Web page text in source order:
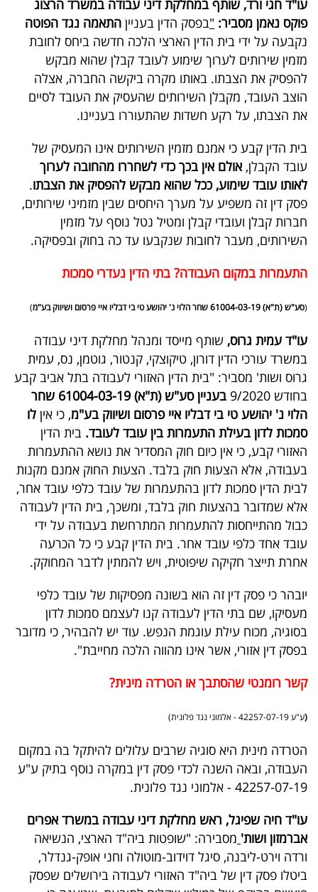
עו"ד חגי ורד, שותף במחלקת דיני עבודה במשרד הרצוג
פוקס נאמן מסביר: "בפסק הדין בעניין התאמה נגד הפוטה
נקבעה על ידי בית הדין הארצי הלכה חדשה ביחס לחובת
מזמין שירותים לערוך שימוע לעובד קבלן שהוא מבקש
להפסיק את הצבתו. באותו מקרה ביקשה החברה, אצלה
הוצב העובד, מקבלן השירותים שהעסיק את העובד לסיים
את הצבתו, על רקע חשדות שהתעוררו בעניינו.
בית הדין קבע כי אמנם מזמין השירותים אינו המעסיק של
עובד הקבלן,אולם אין בכך כדי לשחררו מהחובה לערוך
לאותו עובד שימוע, ככל שהוא מבקש להפסיק את הצבתו.
פסק דין זה משפיע על מערך היחסים שבין מזמיני שירותים,
חברות קבלן ועובדי קבלן ומטיל נטל נוסף על מזמין
השירותים, מעבר לחובות שנקבעו עד כה בחוק ובפסיקה.
התעמרות במקום העבודה? בתי הדין נעדרי סמכות
(סע"ש (ת"א) 61004-03-19 שחר הלוי נ' יהושע טי בי דבליו איי פרסום ושיווק בע"מ )
עו"ד עמית גרוס, שותף מייסד ומנהל מחלקת דיני עבודה
במשרד עורכי הדין דורון, טיקוצקי, קנטור, גוטמן, נס, עמית
גרוס ושות' מסביר: "בית הדין האזורי לעבודה בתל אביב קבע
בחודש 9/2020
בעניין סע"ש (ת"א) 61004-03-19 שחר
הלוי נ' יהושע טי בי דבליו איי פרסום ושיווק בע"מ, כי אין לו
סמכות לדון בעילת התעמרות בין עובד לעובד. בית הדין
האזורי קבע, כי אין כיום חוק המסדיר את נושא ההתעמרות
בעבודה, אלא הצעות חוק בלבד. הצעות החוק אמנם מקנות
לבית הדין סמכות לדון בהתעמרות של עובד כלפי עובד אחר,
אלא שמדובר בהצעות חוק בלבד, ומשכך, בית הדין לעבודה
כבול מהתייחסות להתעמרות המתרחשת בעבודה על ידי
עובד אחד כלפי עובד אחר. בית הדין קבע כי כל הכרעה
אחרת תייצר חקיקה שיפוטית, ויש להמתין לדבר המחוקק.
יובהר כי פסק דין זה הוא בשונה מפסיקות של עובד כלפי
מעסיקו, שם בתי הדין לעבודה קנו לעצמם סמכות לדון
בסוגיה, מכוח עילת עוגמת הנפש. עוד יש להבהיר, כי מדובר
בפסק דין אזורי, אשר אינו מהווה הלכה מחייבת".
קשר רומנטי שהסתבך או הטרדה מינית?
(ע"ע 42257-07-19 - אלמוני נגד פלונית)
הטרדה מינית היא סוגיה שרבים עלולים להיתקל בה במקום
העבודה, ובאה השנה לכדי פסק דין במקרה נוסף בתיק ע"ע
42257-07-19 - אלמוני נגד פלונית.
עו"ד חיה שפיגל, ראש מחלקת דיני עבודה במשרד אפרים
אברמזון ושות' מסבירה: "שופטות ביה"ד הארצי, הנשיאה
ורדה וירט-ליבנה, סיגל דוידוב-מוטולה וחני אופק-גנדלר,
ביטלו פסק דין של ביה"ד האזורי לעבודה בירושלים שפסק